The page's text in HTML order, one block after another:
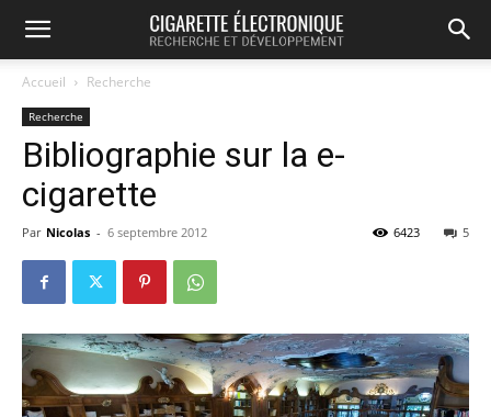
Accueil Recherche
Recherche
Bibliographie sur la e-
cigarette
Par Nicolas - 6 septembre 2012 5
6423